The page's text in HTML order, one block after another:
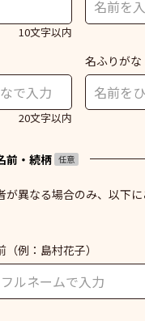
10文字以内
20文字以内
名ふりがな
前・続柄 任意
が異なる場合のみ、以下
（例：島村花子）